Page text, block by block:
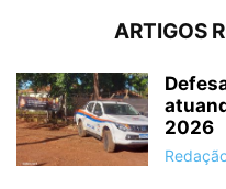
ARTIGOS
2026